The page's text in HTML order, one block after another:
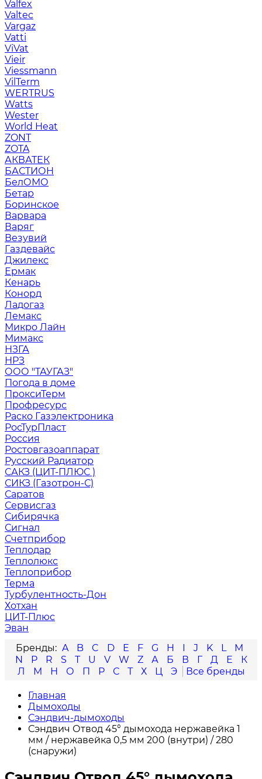
Valfex
Valtec
Vargaz
Vatti
ViVat
Vieir
Viessmann
VilTerm
WERTRUS
Watts
Wester
World Heat
ZONT
ZOTA
АКВАТЕК
БАСТИОН
БелОМО
Бетар
Боринское
Варвара
Варяг
Везувий
Газдевайс
Джилекс
Ермак
Кенарь
Конорд
Ладогаз
Лемакс
Микро Лайн
Мимакс
НЗГА
НРЗ
ООО "ТАУГАЗ"
Погода в доме
ПроксиТерм
Профресурс
Раско Газэлектроника
РосТурПласт
Россия
Ростовгазоаппарат
Русский Радиатор
САКЗ (ЦИТ-ПЛЮС )
СИКЗ (Газотрон-С)
Саратов
Сервисгаз
Сибирячка
Сигнал
Счетприбор
Теплодар
Теплолюкс
Теплоприбор
Терма
Турбулентность-Дон
Хотхан
ЦИТ-Плюс
Эван
A
B C D E F G H I J K L
M
N
P R S T U V W Z А Б В Г Д Е
К
Л
М Н О П Р С Т Х Ц Э
Главная
Дымоходы
Сэндвич-дымоходы
Сэндвич Отвод 45° дымохода нержавейка 1
мм / нержавейка 0,5 мм 200 (внутри) / 280
(снаружи)